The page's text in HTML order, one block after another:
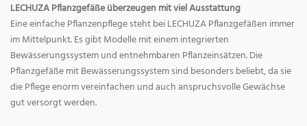
LECHUZA Pflanzgefäße überzeugen mit viel Ausstattung
Eine einfache Pflanzenpflege steht bei LECHUZA Pflanzgefäßen immer
im Mittelpunkt. Es gibt Modelle mit einem integrierten
Bewässerungssystem und entnehmbaren Pflanzeinsätzen. Die
Pflanzgefäße mit Bewässerungssystem sind besonders beliebt, da sie
die Pflege enorm vereinfachen und auch anspruchsvolle Gewächse
gut versorgt werden.